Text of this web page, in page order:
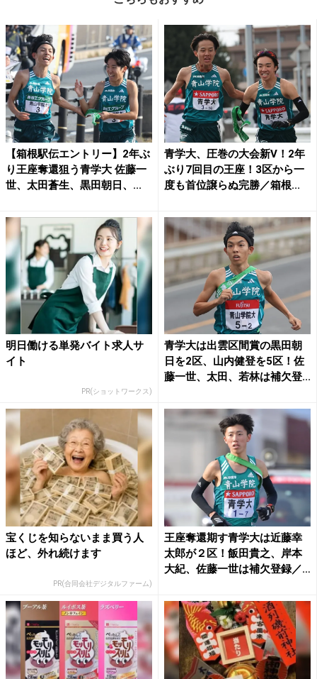
【箱根駅伝エントリー】2年ぶ
り王座奪還狙う青学大 佐藤一
世、太田蒼生、黒田朝日、...
青学大、圧巻の大会新V！2年
ぶり7回目の王座！3区から一
度も首位譲らぬ完勝／箱根...
明日働ける単発バイト求人サ
イト
PR(ショットワークス)
青学大は出雲区間賞の黒田朝
日を2区、山内健登を5区！佐
藤一世、太田、若林は補欠登...
宝くじを知らないまま買う人
ほど、外れ続けます
PR(合同会社デジタルファーム)
王座奪還期す青学大は近藤幸
太郎が２区！飯田貴之、岸本
大紀、佐藤一世は補欠登録／